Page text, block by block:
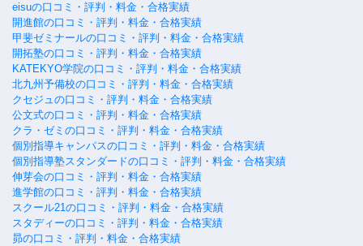
eisuの口コミ・評判・料金・合格実績
開進館の口コミ・評判・料金・合格実績
甲斐ゼミナールの口コミ・評判・料金・合格実績
開拓塾の口コミ・評判・料金・合格実績
KATEKYO学院の口コミ・評判・料金・合格実績
北九州予備校の口コミ・評判・料金・合格実績
クセジュの口コミ・評判・料金・合格実績
公文式の口コミ・評判・料金・合格実績
クラ・ゼミの口コミ・評判・料金・合格実績
個別指導キャンパスの口コミ・評判・料金・合格実績
個別指導塾スタンダードの口コミ・評判・料金・合格実績
伸芽会の口コミ・評判・料金・合格実績
進学館の口コミ・評判・料金・合格実績
スクール21の口コミ・評判・料金・合格実績
スタディーの口コミ・評判・料金・合格実績
昴の口コミ・評判・料金・合格実績